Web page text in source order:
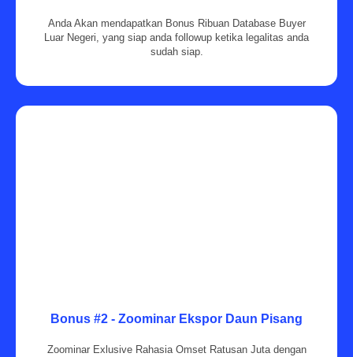
Anda Akan mendapatkan Bonus Ribuan Database Buyer
Luar Negeri, yang siap anda followup ketika legalitas anda
sudah siap.
Bonus #2 - Zoominar Ekspor Daun Pisang
Zoominar Exlusive Rahasia Omset Ratusan Juta dengan